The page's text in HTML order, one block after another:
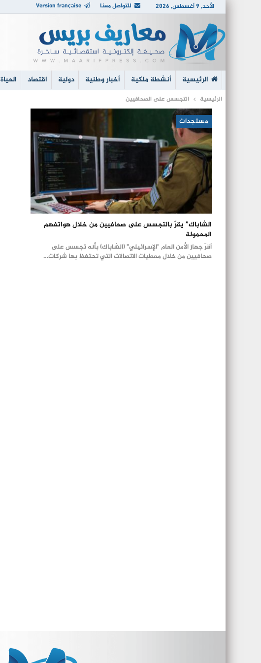
الأحد, 9 أغسطس, 2026 للتواصل معنا Version française
الرئيسية أنشطة ملكية أخبار وطنية دولية اقتصاد
الرئيسية التجسس على الصحافيين
مستجدات
الشاباك” يقرّ بالتجسس على صحافيين من خلال هواتفهم
المحمولة
أقرّ جهاز الأمن العام "الإسرائيلي" (الشاباك) بأنه تجسس على
صحافيين من خلال معطيات الاتصالات التي تحتفظ بها شركات…